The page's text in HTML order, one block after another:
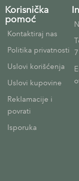
Korisnička
pomoć
Kontaktiraj nas
Politika privatnosti
Uslovi korišćenja
Uslovi kupovine
Reklamacije i
povrati
Isporuka